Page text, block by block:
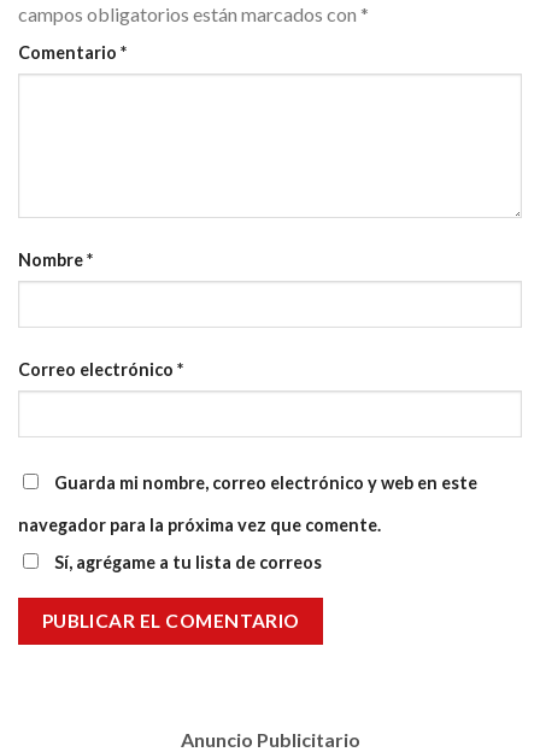
campos obligatorios están marcados con *
Comentario *
Nombre*
Correo electrónico *
Guarda mi nombre, correo electrónico y web en este
navegador para la próxima vez que comente.
Sí, agrégame a tu lista de correos
Anuncio Publicitario